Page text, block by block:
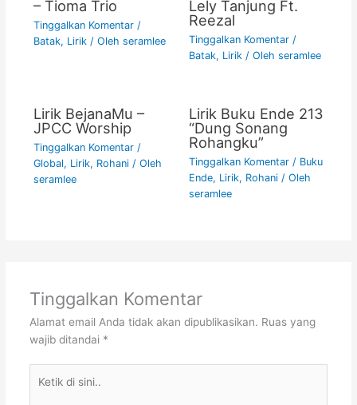
– Tioma Trio
Tinggalkan Komentar /
Batak, Lirik/ Oleh seramlee
Lely Tanjung Ft.
Reezal
Tinggalkan Komentar /
Batak, Lirik/ Oleh seramlee
Lirik BejanaMu –
JPCC Worship
Tinggalkan Komentar /
Global, Lirik, Rohani/ Oleh
seramlee
Lirik Buku Ende 213
“Dung Sonang
Rohangku”
Tinggalkan Komentar / Buku
Ende, Lirik, Rohani/ Oleh
seramlee
Tinggalkan Komentar
Alamat email Anda tidak akan dipublikasikan. Ruas yang
wajib ditandai *